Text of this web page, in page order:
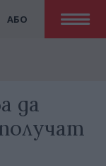
АБО
да